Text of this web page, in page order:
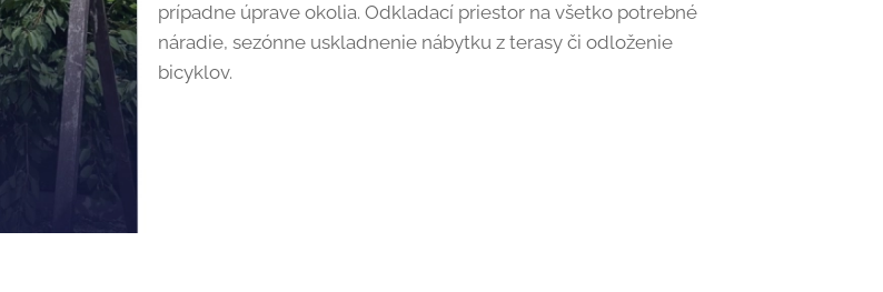
prípadne úprave okolia. Odkladací priestor na všetko potrebné
náradie, sezónne uskladnenie nábytku z terasy či odloženie
bicyklov.